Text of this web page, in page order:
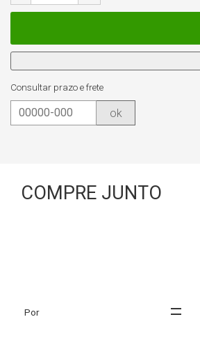
Consultar prazo e frete
ok
COMPRE JUNTO